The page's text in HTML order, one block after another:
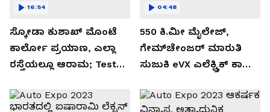
ಸ್ಕೋಡಾ ಕುಶಾಖ್ ಮೊಂಟೆ
ಕಾರ್ಲೋ ಪ್ರಯಾಣ, ಎಲ್ಲಾ
ರಸ್ತೆಯಲ್ಲೂ ಆರಾಮ; Test
16:54
550 ಕಿ.ಮೀ ಮೈಲೇಜ್,
ಗೇಮ್‌ಚೇಂಜರ್ ಮಾರುತಿ
ಸುಜುಕಿ eVX ಎಲೆಕ್ಟ್ರಿಕ್ ಕಾರು
04:48